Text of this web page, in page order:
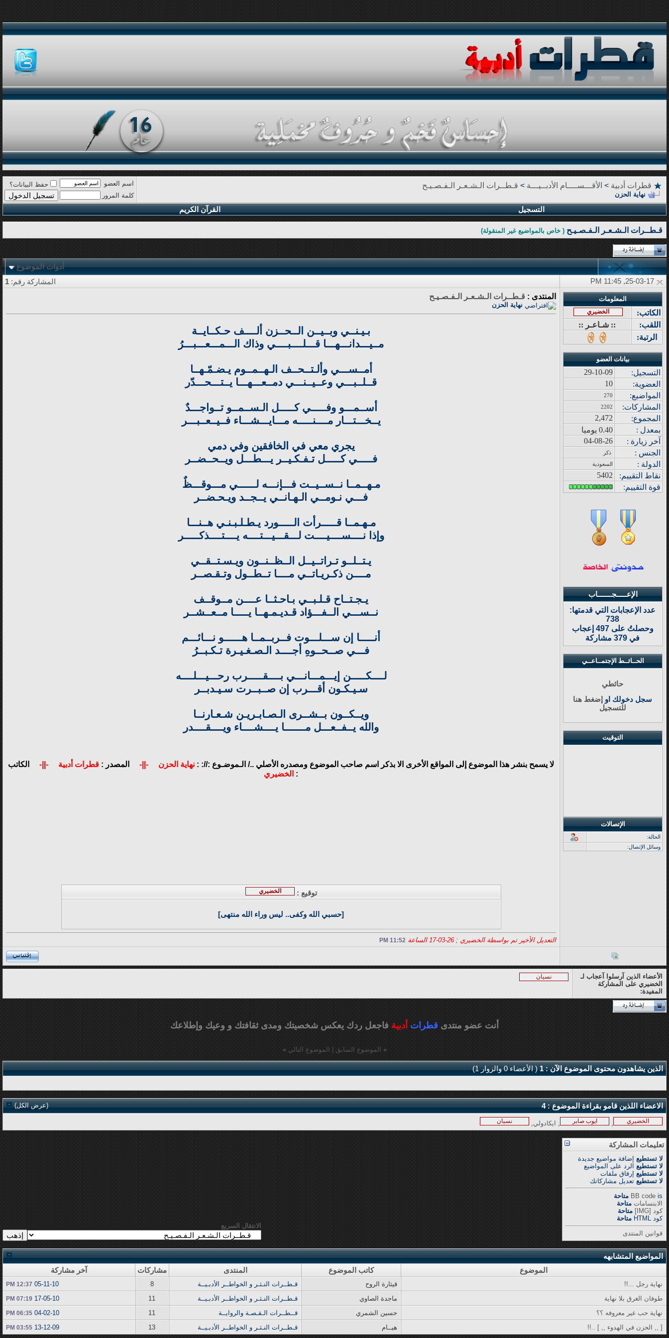
قطرات أدبية > الأقـــســــام الأدبــيـــة > قـطــرات الـشـعـر الـفـصـيـح
نهاية الحزن
اسم العضو
حفظ البيانات؟
كلمة المرور
التسجيل القرآن الكريم
قـطــرات الـشـعـر الـفـصـيـح ( خاص بالمواضيع غير المنقولة)
أدوات الموضوع
المشاركة رقم: 1
المعلومات
الكاتب: الخضيري
اللقب:
:: شـاعـر ::
الرتبة:
بيانات العضو
التسجيل:
29-10-09
العضوية:
10
المواضيع:
270
المشاركات:
2202
المجموع:
2,472
بمعدل :
0.40 يوميا
خر زيار ة :
04-08-26
الجنس :
ذكر
الدولة : السعودية
نقاط التقييم:
5402
قوة التقييم:
الإعـــــجـــــــاب
عدد الإعجابات التي قدمتها:
738
وحصلتُ على 497 إعجاب
في 379 مشاركة
الحــائــط الإجتمــاعــي
حائطي
سجل دخولك او إضغط هنا
للتسجيل
التوقيت
الإتصالات
الحالة:
وسائل الإتصال:
المنتدى : قـطــرات الـشـعـر الـفـصـيـح
نهاية الحزن
بـيـنــي وبــيــن الــحــزن ألــــف حـكــايــة
مــيـــدانـــهـــا قـــلــــبــــي وذاك الـــمـــعـــبـــرُ
أمــســـي وألـتــحــف الـهــمــوم يـضـمّـهــا
قــلــبـــي وعــيــنـــي دمــعـــهـــا يــتـــحـــدّر
أســمـــو وفـــــي كـــــل الـســمــو تــواجـــدٌ
يــخـــتـــار مــــنـــــه مـــايـــشـــاء فــيــعــبـــر
يجري معي في الخافقين وفي دمي
فـــــي كـــــل تـفـكـيــر يـــطـــل ويــحــضــر
مـهــمــا نــســيــت فـــإنـــه لــــــي مـــوقـــظٌ
فـــي نـومــي الـهـانــي يــجــد ويـحـضــر
مـهـمــا قـــــرأت الـــــورد يـطـلـبـنـي هــنـــا
وإذا نــــســــيــــت لـــقـــيـــتــــه يــــتــــذكـــــر
يـتــلــو تـراتــيــل الــظــنــون ويـسـتــقــي
مــــن ذكـريـاتــي مــــا تــطــول وتـقـصــر
يـجـتــاح قـلـبــي بـاحـثــا عــــن مــوقــف
نــســـي الــفـــؤاد قـديـمـهــا يـــــا مــعــشــر
أنـــــا إن ســـلـــوت فــربــمــا هــــــو نـــائـــم
فـــي صــحــوهِ أجــــد الـصـغـيـرة تـكـبــرُ
لــــكـــــن إيـــمـــانـــي بــــقـــــرب رحـــيـــلــــه
سـيـكـون أقـــرب إن صــبــرت سـيـدبــر
ويــكــون بــشــرى الـصـابـريـن شـعـارنــا
والله يــفــعـــل مـــــــا يــــشــــاء ويــــقــــدر
لا يسمح بنشر هذا الموضوع إلى المواقع الأخرى الا بذكر اسم صاحب الموضوع ومصدره الأصلي ../ الـموضـوع ://: : نهاية الحزن -||- المصدر : قطرات أدبية -||-
الكاتب
: الخضيري
توقيع : الخضيري
[حسبي الله وكفى.. ليس وراء الله منتهى]
التعديل الأخير تم بواسطة الخضيري ; 26-03-17 الساعة 11:52 PM
الأعضاء الذين آرسلوا آعجاب لـ
الخضيري على المشاركة
المفيدة:
نسيان
أنت عضو منتدى قطرات أدبية فاجعل ردك يعكس شخصيتك ومدى ثقافتك و وعيك وإطلاعك
« الموضوع السابق | الموضوع التالي »
الذين يشاهدون محتوى الموضوع الآن : 1 ( الأعضاء 0 والزوار 1)
(عرض الكل) الاعضاء اللذين قامو بقراءة الموضوع : 4
الخضيري ايوب صابر ايكادولي نسيان
تعليمات المشاركة
لا تستطيع إضافة مواضيع جديدة
لا تستطيع الرد على المواضيع
لا تستطيع إرفاق ملفات
لا تستطيع تعديل مشاركاتك
BB code is
متاحة
الابتسامات متاحة
كود [IMG]
متاحة
كود HTML
متاحة
قوانين المنتدى
الانتقال السريع
المواضيع المتشابهه
الموضوع
كاتب الموضوع المنتدى مشاركات آخر مشاركة
نهاية رجل ...!! قيثارة الروح قـطــرات النـثـر و الخواطــر الأدبـيــة 8
05-11-10
12:37 PM
طوفان الغرق بلا نهاية ماجدة الصاوي قـطــرات النـثـر و الخواطــر الأدبـيــة 11
17-05-10
07:19 PM
نهاية حب غير معروفه ؟؟ حسين الشمري قــطــرات الـقـصـة والروايــة 11
04-02-10
06:35 PM
[ ,, الحزن في الهدوء ,, ] ..!! هيــام قـطــرات النـثـر و الخواطــر الأدبـيــة 13
13-12-09
03:55 PM